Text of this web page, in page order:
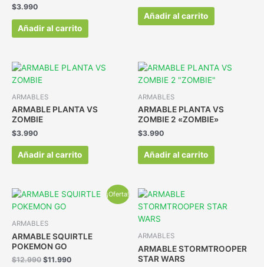
$3.990
Añadir al carrito
Añadir al carrito
ARMABLES
ARMABLE PLANTA VS
ZOMBIE
$3.990
Añadir al carrito
ARMABLES
ARMABLE PLANTA VS
ZOMBIE 2 «ZOMBIE»
$3.990
Añadir al carrito
¡Oferta!
ARMABLES
ARMABLE SQUIRTLE
POKEMON GO
$12.990 $11.990
ARMABLES
ARMABLE STORMTROOPER
STAR WARS